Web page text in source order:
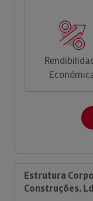
Estrutura
Construções,